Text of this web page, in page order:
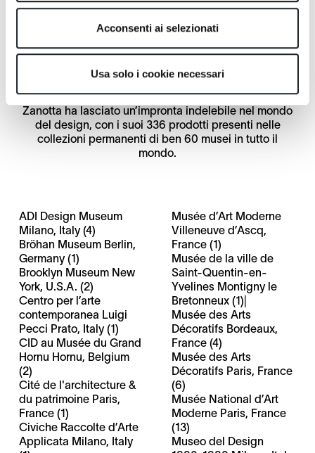
Acconsenti ai selezionati
Usa solo i cookie necessari
I nostri prodotti
nei musei nel
mondo
Zanotta ha lasciato un’impronta indelebile nel mondo
del design, con i suoi 336 prodotti presenti nelle
collezioni permanenti di ben 60 musei in tutto il
mondo.
ADI Design Museum
Milano, Italy (4)
Bröhan Museum Berlin,
Germany (1)
Brooklyn Museum New
York, U.S.A. (2)
Centro per l’arte
contemporanea Luigi
Pecci Prato, Italy (1)
CID au Musée du Grand
Hornu Hornu, Belgium
(2)
Cité de l'architecture &
du patrimoine Paris,
France (1)
Civiche Raccolte d’Arte
Applicata Milano, Italy
Musée d’Art Moderne
Villeneuve d’Ascq,
France (1)
Musée de la ville de
Saint-Quentin-en-
Yvelines Montigny le
Bretonneux (1)|
Musée des Arts
Décoratifs Bordeaux,
France (4)
Musée des Arts
Décoratifs Paris, France
(6)
Musée National d’Art
Moderne Paris, France
(13)
Museo del Design